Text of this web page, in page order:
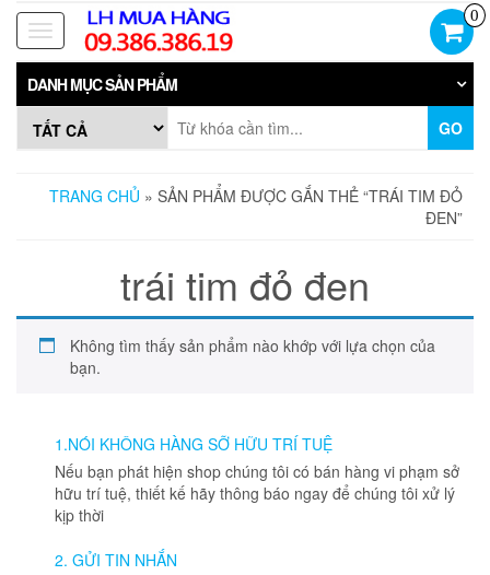
Skip
the
content
Toggle
navigation
0
DANH MỤC SẢN PHẨM
GO
TRANG CHỦ » SẢN PHẨM ĐƯỢC GẮN THẺ “TRÁI TIM ĐỎ
ĐEN”
trái tim đỏ đen
Không tìm thấy sản phẩm nào khớp với lựa chọn của
bạn.
1.NÓI KHÔNG HÀNG SỠ HỮU TRÍ TUỆ
Nếu bạn phát hiện shop chúng tôi có bán hàng vi phạm sở
hữu trí tuệ, thiết kế hãy thông báo ngay để chúng tôi xử lý
kịp thời
2. GỬI TIN NHẮN